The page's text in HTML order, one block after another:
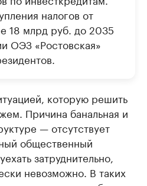
налогов от
18 млрд руб. до 2035
ОЭЗ «Ростовская»
которую решить
Причина банальная и
— отсутствует
общественный
затруднительно,
невозможно. В таких